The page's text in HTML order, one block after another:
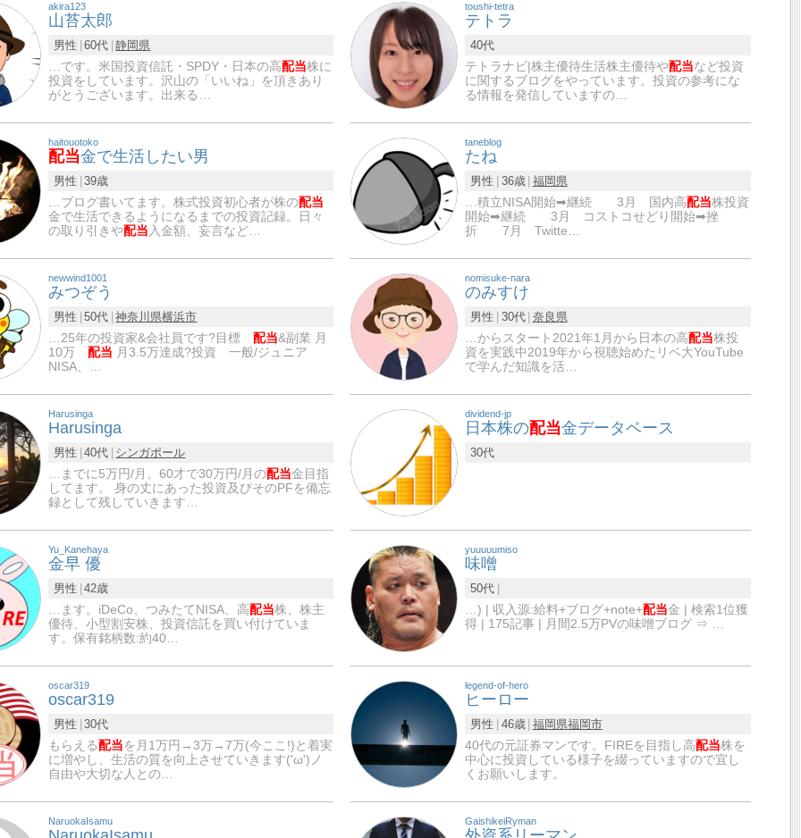
akira123
山苔太郎
男性 60代 静岡県
…です。米国投資信託・SPDY・日本の高配当株に
投資をしています。沢山の「いいね」を頂きあり
がとうございます。出来る…
toushi-tetra
テトラ
40代
テトラナビ|株主優待生活株主優待や配当など投資
に関するブログをやっています。投資の参考にな
る情報を発信していますの…
haitouotoko
配当金で生活したい男
男性
39歳
…ブログ書いてます。株式投資初心者が株の配当
金で生活できるようになるまでの投資記録。日々
の取り引きや配当 入金額、妄言など…
taneblog
たね
男性 36歳 福岡県
…積立NISA開始➡継続 3月 国内高配当株投資
開始➡継続 3月 コストコせどり開始➡挫
折 7月 Twitte…
newwind1001
みつぞう
男性 50代 神奈川県横浜市
…25年の投資家&会社員です?目標 配当&副業 月
10万 配当 月3.5万達成?投資 一般/ジュニア
NISA、…
nomisuke-nara
のみすけ
男性 30代 奈良県
…からスタート2021年1月から日本の高配当株投
資を実践中2019年から視聴始めたリベ大YouTube
で学んだ知識を活…
Harusinga
Harusinga
男性 40代 シンガポール
…までに5万円/月、60才で30万円/月の配当金目指
してます。 身の丈にあった投資及びそのPFを備忘
録として残していきます…
dividend-jp
日本株の配当金データベース
30代
Yu_Kanehaya
金早 優
男性
42歳
…ます。iDeCo、つみたてNISA、高配当株、株主
優待、小型割安株、投資信託を買い付けていま
す。保有銘柄数:約40…
yuuuuumiso
味噌
50代
…) | 収入源:給料+ブログ+note+配当金 | 検索1位獲
得 | 175記事 | 月間2.5万PVの味噌ブログ ⇒ …
oscar319
oscar319
男性
30代
もらえる配当 を月1万円→3万→7万(今ここ!)と着実
に増やし、生活の質を向上させていきます('ω')ノ
自由や大切な人との…
legend-of-hero
ヒーロー
男性 46歳 福岡県福岡市
40代の元証券マンです。FIREを目指し高配当株を
中心に投資している様子を綴っていますので宜し
くお願いします。
NaruokaIsamu GaishikeiRyman